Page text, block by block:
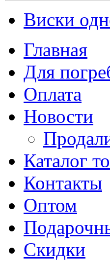
Виски
Главная
Для
Оплата
Новости
Каталог
Контакты
Оптом
Скидки